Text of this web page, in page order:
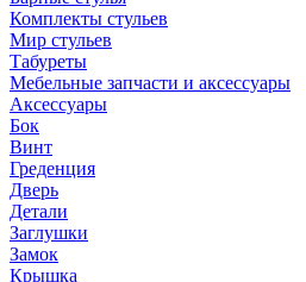
Комплекты стульев
Мир стульев
Табуреты
Мебельные запчасти и аксессуары
Аксессуары
Бок
Винт
Греденция
Дверь
Детали
Заглушки
Замок
Крышка